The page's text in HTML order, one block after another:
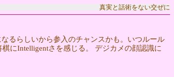
真実と話術をない交ぜに
るらしいから参入のチャンスかも。いつルール
にIntelligentさを感じる。 デジカメの顔認識に